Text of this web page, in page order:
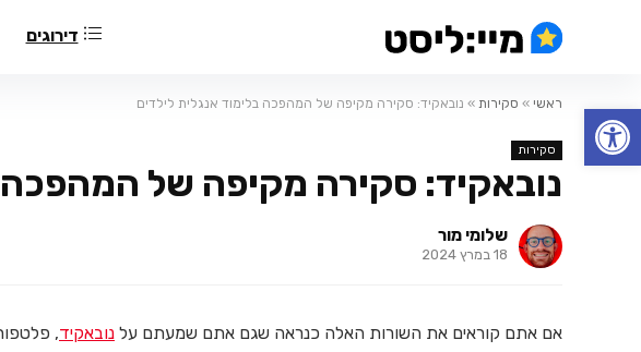
פתח סרגל נגישות
דירוגים
ראשי » סקירות » נובאקיד: סקירה מקיפה של המהפכה בלימוד אנגלית לילדים
סקירות
נובאקיד: סקירה מקיפה של המהפכה
שלומי מור
18 במרץ 2024
אם אתם קוראים את השורות האלה כנראה שגם אתם שמעתם על נובאקיד,